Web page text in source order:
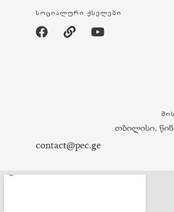
ᲡᲝᲪᲘᲐᲚᲣᲠᲘ ᲥᲡᲔᲚᲔᲑᲘ
თბილისი,
contact@pec.ge